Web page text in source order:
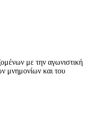
με την αγωνιστική
μνημονίων και του